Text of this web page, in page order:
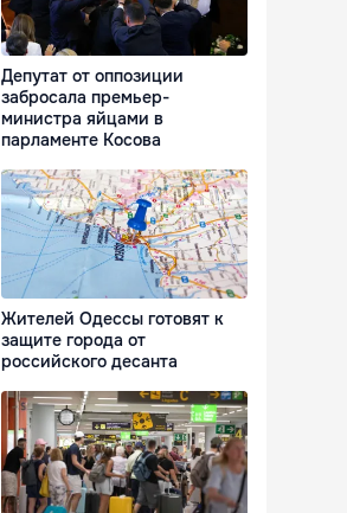
Депутат от оппозиции
забросала премьер-
министра яйцами в
парламенте Косова
Жителей Одессы готовят к
защите города от
российского десанта